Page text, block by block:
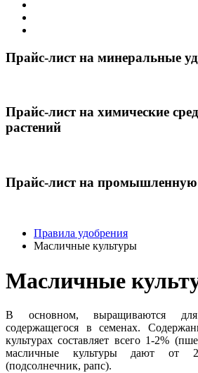
Прайс-лист на минеральные
Прайс-лист на химические
растений
Прайс-лист на
Правила удобрения
Масличные культуры
Масличные
В основном, выращиваются
содержащегося в семенах.
культурах составляет всего 1-2%
масличные культуры дают от
(подсолнечник, рапс).